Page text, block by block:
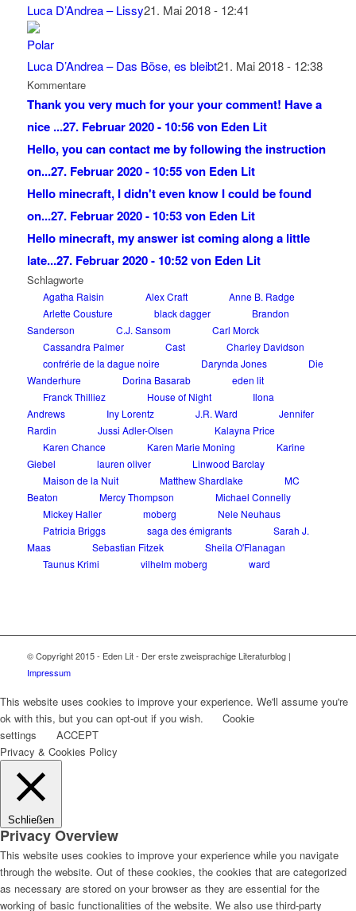
Luca D’Andrea – Lissy21. Mai 2018 - 12:41
Luca D’Andrea – Das Böse, es bleibt21. Mai 2018 - 12:38
Kommentare
Thank you very much for your your comment! Have a
nice ...27. Februar 2020 - 10:56 von Eden Lit
Hello, you can contact me by following the instruction
on...27. Februar 2020 - 10:55 von Eden Lit
Hello minecraft, I didn't even know I could be found
on...27. Februar 2020 - 10:53 von Eden Lit
Hello minecraft, my answer ist coming along a little
late...27. Februar 2020 - 10:52 von Eden Lit
Schlagworte
Agatha Raisin Alex Craft
Anne B. Radge
Arlette Cousture
black dagger
Brandon
Sanderson
C.J. Sansom
Carl Morck
Cassandra Palmer
Cast
Charley Davidson
confrérie de la dague noire
Darynda Jones
Die
Wanderhure
Dorina Basarab
eden lit
Franck Thilliez
House of Night
Ilona
Andrews
Iny Lorentz J.R. Ward
Jennifer
Rardin
Jussi Adler-Olsen
Kalayna Price
Karen Chance
Karen Marie Moning
Karine
Giebel
lauren oliver
Linwood Barclay
Maison de la Nuit
Matthew Shardlake
MC
Beaton
Mercy Thompson
Michael Connelly
Mickey Haller
moberg
Nele Neuhaus
Patricia Briggs
saga des émigrants
Sarah J.
Maas
Sebastian Fitzek
Sheila O'Flanagan
Taunus Krimi
vilhelm moberg ward
© Copyright 2015 - Eden Lit - Der erste zweisprachige Literaturblog |
Impressum
This website uses cookies to improve your experience. We'll assume you're
ok with this, but you can opt-out if you wish.
Cookie
settings
ACCEPT
Privacy & Cookies Policy
Schließen
Privacy Overview
This website uses cookies to improve your experience while you navigate
through the website. Out of these cookies, the cookies that are categorized
as necessary are stored on your browser as they are essential for the
working of basic functionalities of the website. We also use third-party